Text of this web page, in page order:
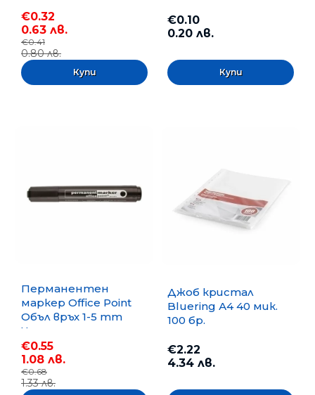
€0.32
0.63 лв.
€0.41
0.80 лв.
€0.10
0.20 лв.
Перманентен
маркер Office Point
Объл връх 1-5 mm
Черен
€0.55
1.08 лв.
€0.68
1.33 лв.
Джоб кристал
Bluering А4 40 мик.
100 бр.
€2.22
4.34 лв.